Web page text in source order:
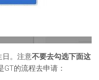
日。注意不要去勾选下面这
GT的流程去申请：